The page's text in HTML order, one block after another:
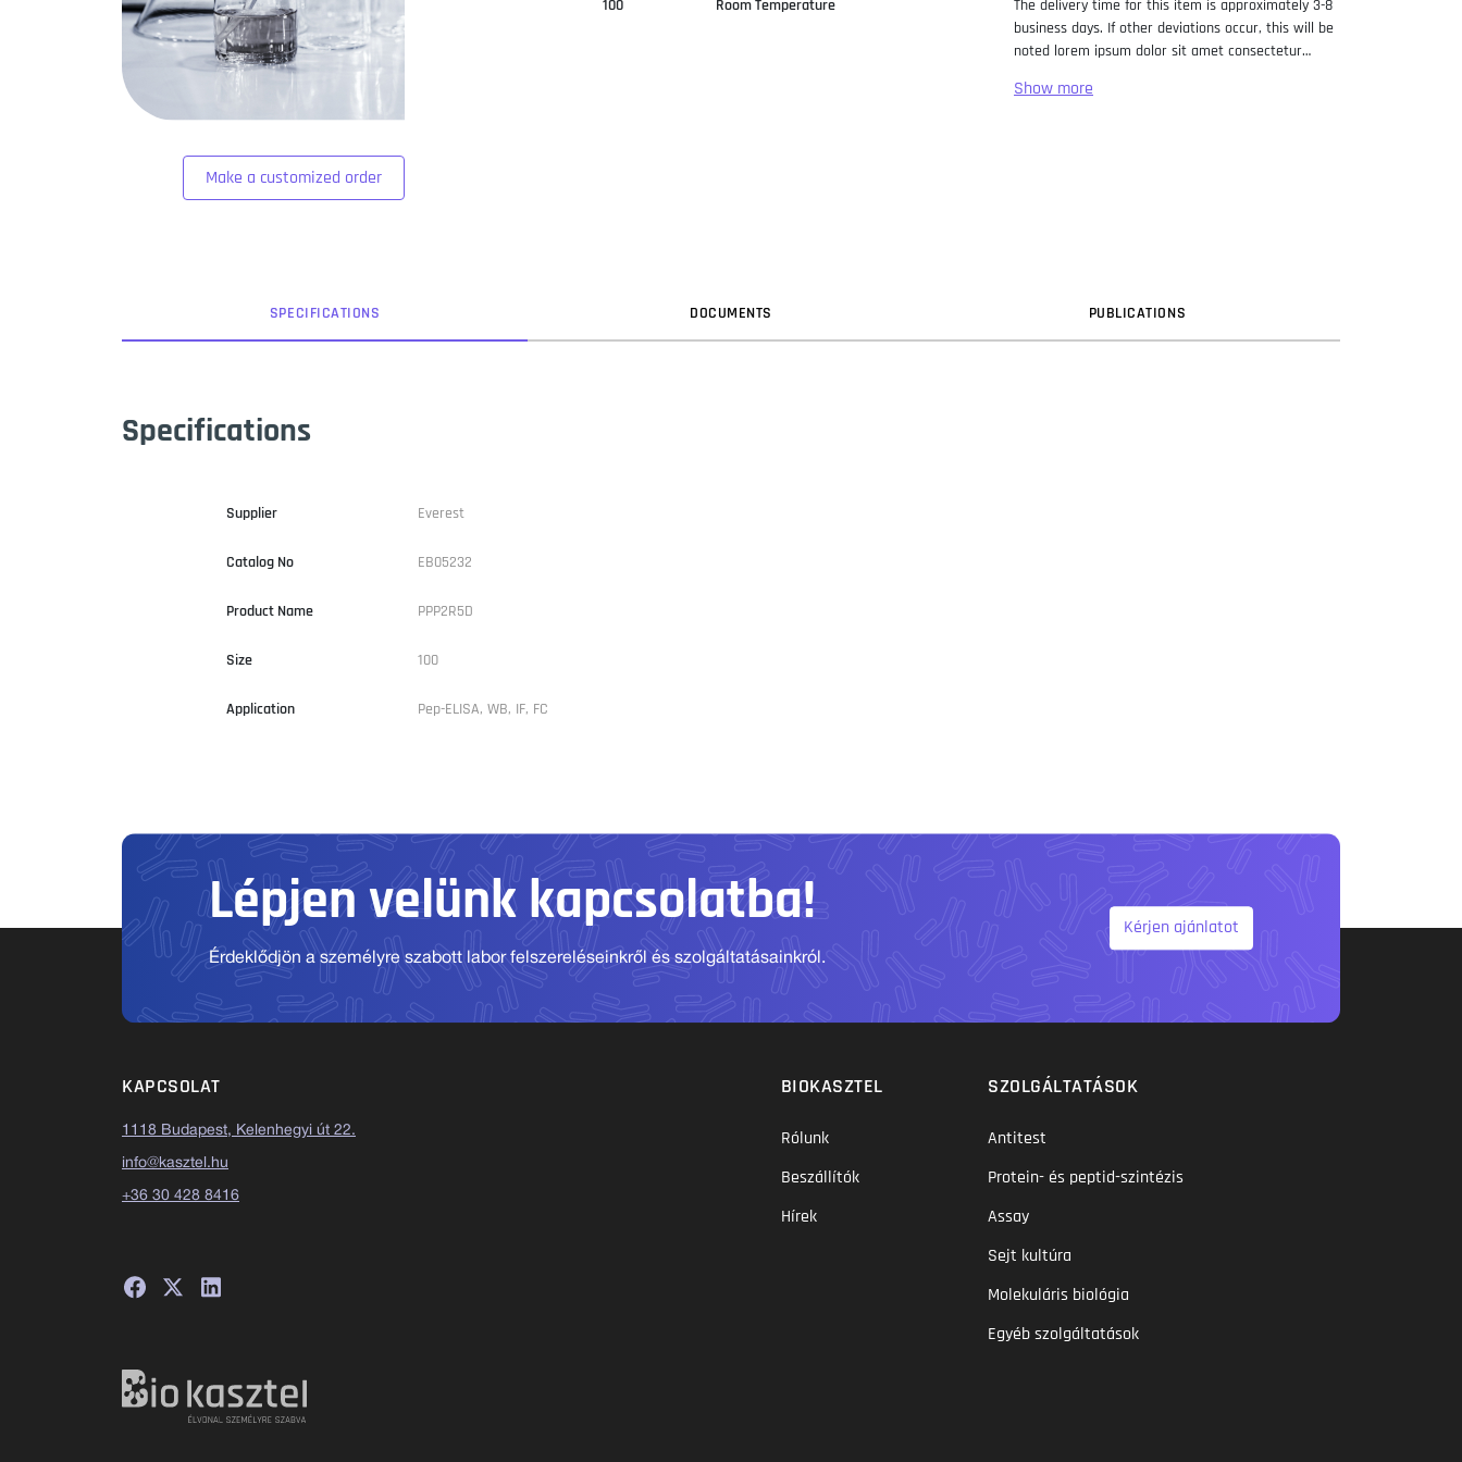
Make a customized order
100 Room Temperature
The delivery time for this item is approximately 3-8
business days. If other deviations occur, this will be
noted lorem ipsum dolor sit amet consectetur
standard dummy text ever since the 1500s, when
SPECIFICATIONS DOCUMENTS PUBLICATIONS
Specifications
Supplier Everest
Catalog No EB05232
Product Name PPP2R5D
Size 100
Application Pep-ELISA, WB, IF, FC
Lépjen velünk kapcsolatba!
Érdeklődjön a személyre szabott labor felszereléseinkről és szolgáltatásainkról.
Kérjen ajánlatot
KAPCSOLAT
1118 Budapest, Kelenhegyi út 22.
info@kasztel.hu
+36 30 428 8416
BIOKASZTEL
Rólunk
Beszállítók
Hírek
SZOLGÁLTATÁSOK
Antitest
Protein- és peptid-szintézis
Assay
Sejt kultúra
Molekuláris biológia
Egyéb szolgáltatások